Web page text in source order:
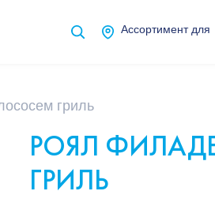
Ассортимент для
гриль
РОЯЛ
ГРИЛЬ